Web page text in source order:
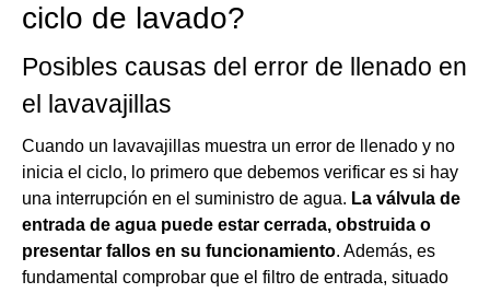
ciclo de lavado?
Posibles causas del error de llenado en
el lavavajillas
Cuando un lavavajillas muestra un error de llenado y no
inicia el ciclo, lo primero que debemos verificar es si hay
una interrupción en el suministro de agua. La válvula de
entrada de agua puede estar cerrada, obstruida o
presentar fallos en su funcionamiento. Además, es
fundamental comprobar que el filtro de entrada, situado